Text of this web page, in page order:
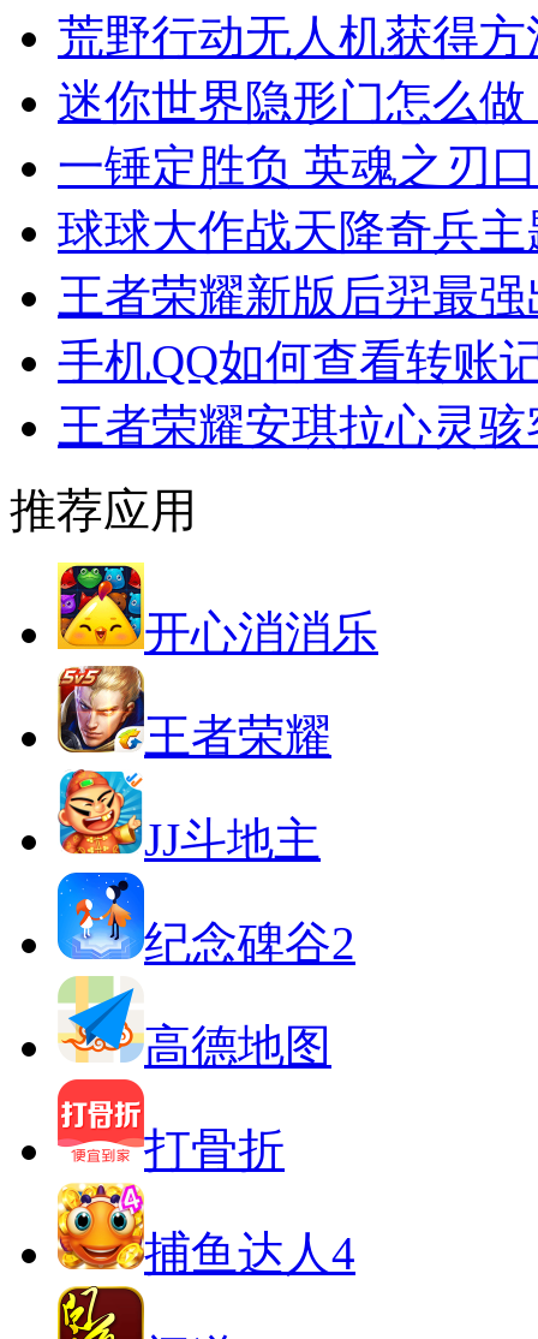
荒野行动无人机获得方
迷你世界隐形门怎么
一锤定胜负 英魂之刃
球球大作战天降奇兵
王者荣耀新版后羿最
手机QQ如何查看转账
王者荣耀安琪拉心灵
推荐应用
开心消消乐
王者荣耀
JJ斗地主
纪念碑谷2
高德地图
打骨折
捕鱼达人4